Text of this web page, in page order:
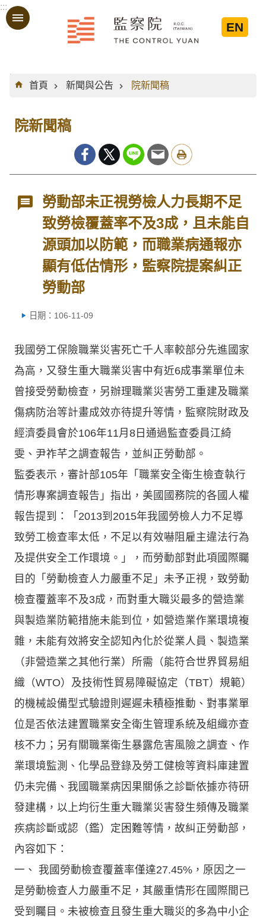
跳到主要內容區塊
:::
EN
:::
首頁
新聞與公告 院新聞稿
院新聞稿
勞動部未正視勞檢人力長期不足
致勞檢覆蓋率不及3成，且未能自
源頭加以防範，而職業病通報亦
顯有低估情形，監察院提案糾正
勞動部
日期：106-11-09
我國勞工保險職業災害死亡千人率較部分先進國家
為高，又發生重大職業災害中有近6成事業單位未
曾接受勞動檢查，另辦理職業災害勞工重建及職業
傷病防治等計畫成效亦待提升等情，監察院財政及
經濟委員會於106年11月8日通過監查委員江綺
雯、尹祚芊之調查報告，並糾正勞動部。
監委表示，審計部105年「職業安全衛生檢查執行
情形專案調查報告」指出，美國國務院的各國人權
報告提到：「2013到2015年我國勞檢人力不足導
致勞工檢查率太低，不足以有效嚇阻雇主違法行為
及提供安全工作環境。」，而勞動部對此項國際矚
目的「勞動檢查人力嚴重不足」未予正視，致勞動
檢查覆蓋率不及3成，而對重大職災最多的營造業
與製造業防範措施未能到位，如營造業作業環境複
雜，未能有效將安全認知內化於從業人員、製造業
（非營造業之其他行業）所需（能符合世界貿易組
織（WTO）及技術性貿易障礙協定（TBT）規範）
的機械設備型式驗證則遲遲未積極推動、對事業單
位是否依法建置職業安全衛生管理系統及組織亦查
核不力；另有關職業衛生暴露危害風險之調查、作
業環境監測、化學品登錄及勞工健檢等資料庫建置
仍未完備、我國職業病因果關係之診斷依據亦待研
發建構，以上均衍生重大職業災害發生頻傳及職業
疾病診斷或認（鑑）定困難等情，故糾正勞動部，
內容如下：
一、 我國勞動檢查覆蓋率僅達27.45%，原因之一
是勞動檢查人力嚴重不足，其嚴重情形在國際間已
受到矚目。未被檢查且發生重大職災的多為中小企